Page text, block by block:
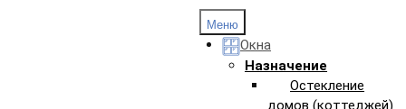
Меню
Окна
Назначение
Остекление
домов (коттеджей)